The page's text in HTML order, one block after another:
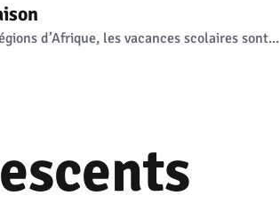
d’Afrique, les vacances scolaires sont...